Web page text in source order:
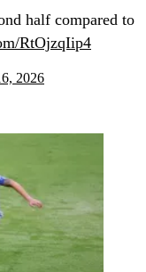
half compared to
RtOjzqIip4
2026